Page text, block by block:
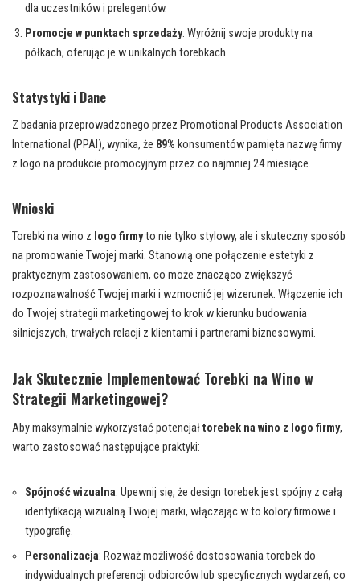
dla uczestników i prelegentów.
Promocje w punktach sprzedaży: Wyróżnij swoje produkty na
półkach, oferując je w unikalnych torebkach.
Statystyki i Dane
Z badania przeprowadzonego przez Promotional Products Association
International (PPAI), wynika, że 89% konsumentów pamięta nazwę firmy
z logo na produkcie promocyjnym przez co najmniej 24 miesiące.
Wnioski
Torebki na wino z logo firmyto nie tylko stylowy, ale i skuteczny sposób
na promowanie Twojej marki. Stanowią one połączenie estetyki z
praktycznym zastosowaniem, co może znacząco zwiększyć
rozpoznawalność Twojej marki i wzmocnić jej wizerunek. Włączenie ich
do Twojej strategii marketingowej to krok w kierunku budowania
silniejszych, trwałych relacji z klientami i partnerami biznesowymi.
Jak Skutecznie Implementować Torebki na Wino w
Strategii Marketingowej?
Aby maksymalnie wykorzystać potencjałtorebek na wino z logo firmy,
warto zastosować następujące praktyki:
Spójność wizualna: Upewnij się, że design torebek jest spójny z całą
identyfikacją wizualną Twojej marki, włączając w to kolory firmowe i
typografię.
Personalizacja: Rozważ możliwość dostosowania torebek do
indywidualnych preferencji odbiorców lub specyficznych wydarzeń, co